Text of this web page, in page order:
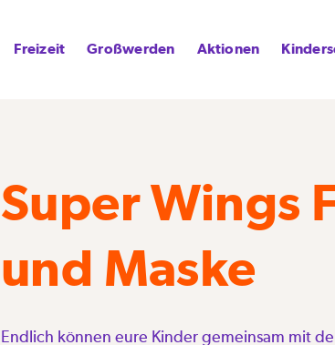
Freizeit Großwerden Aktionen
Super Wings
und Maske
Endlich können eure Kinder gemeinsam mit